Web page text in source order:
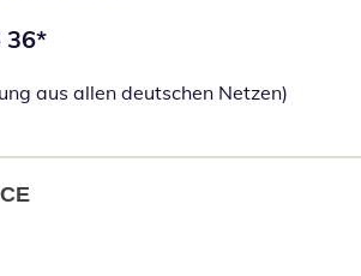
36*
aus allen deutschen Netzen)